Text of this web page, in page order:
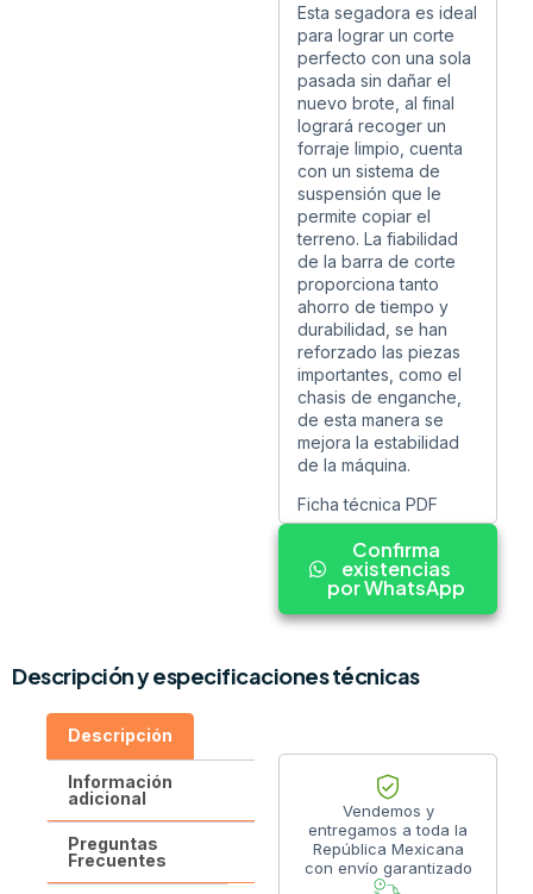
Esta segadora es ideal
para lograr un corte
perfecto con una sola
pasada sin dañar el
nuevo brote, al final
logrará recoger un
forraje limpio, cuenta
con un sistema de
suspensión que le
permite copiar el
terreno. La fiabilidad
de la barra de corte
proporciona tanto
ahorro de tiempo y
durabilidad, se han
reforzado las piezas
importantes, como el
chasis de enganche,
de esta manera se
mejora la estabilidad
de la máquina.
Ficha técnica PDF
Confirma
existencias
por WhatsApp
Descripción y especificaciones técnicas
Descripción
Información
adicional
Preguntas
Frecuentes
Vendemos y
entregamos a toda la
República Mexicana
con envío garantizado